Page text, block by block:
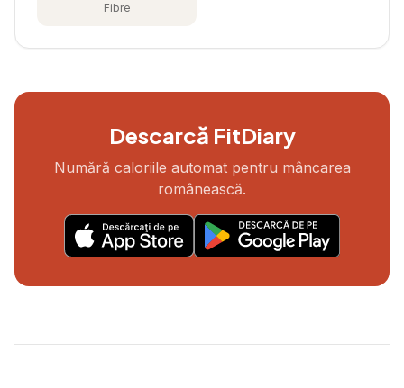
Fibre
Descarcă FitDiary
Numără caloriile automat pentru mâncarea
românească.